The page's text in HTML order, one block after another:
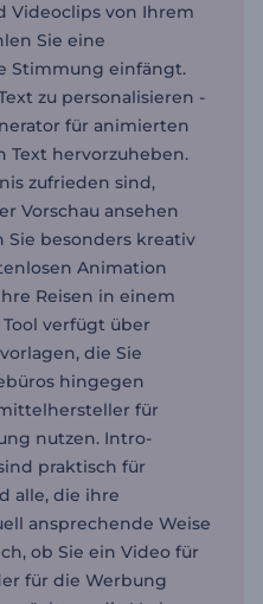
Videoclips von Ihrem
Sie eine
Stimmung einfängt.
zu personalisieren -
für animierten
Text hervorzuheben.
zufrieden sind,
Vorschau ansehen
besonders kreativ
Animation
Reisen in einem
verfügt über
die Sie
hingegen
für
nutzen. Intro-
praktisch für
alle, die ihre
ansprechende Weise
ob Sie ein Video für
für die Werbung